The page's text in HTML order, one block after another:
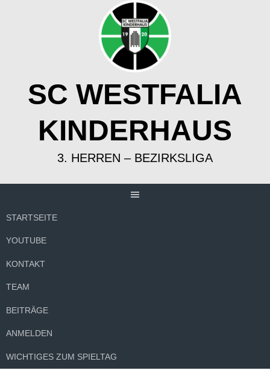
SC WESTFALIA
KINDERHAUS
3. HERREN – BEZIRKSLIGA
STARTSEITE
YOUTUBE
KONTAKT
TEAM
BEITRÄGE
ANMELDEN
WICHTIGES ZUM SPIELTAG